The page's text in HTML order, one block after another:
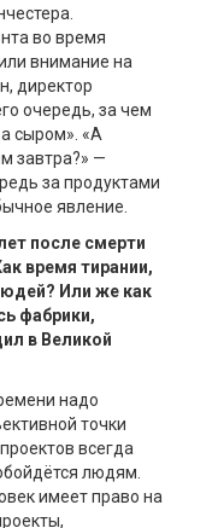
во время
внимание на
директор
очередь, за чем
сыром». «А
завтра?» —
за продуктами
явление.
после смерти
время тирании,
Или же как
фабрики,
в Великой
надо
точки
всегда
людям.
имеет право на